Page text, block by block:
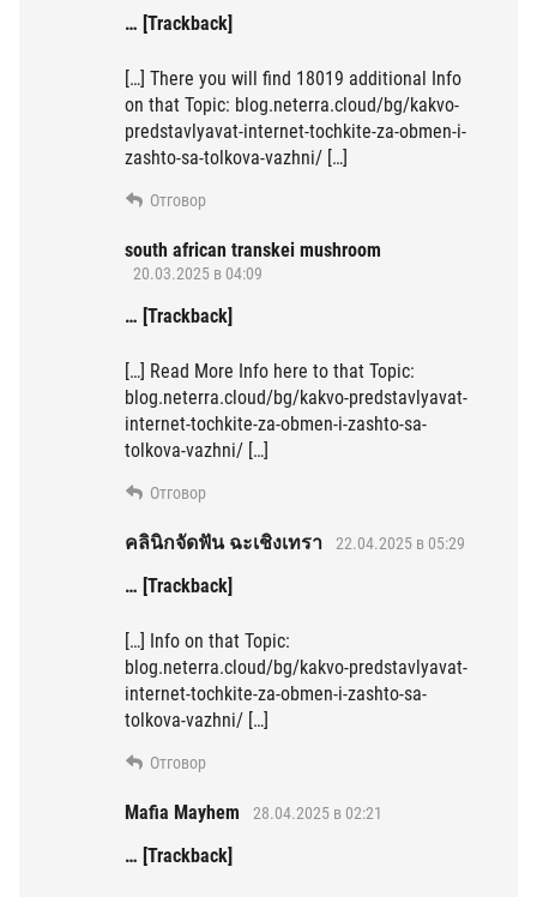
… [Trackback]
[…] There you will find 18019 additional Info
on that Topic: blog.neterra.cloud/bg/kakvo-
predstavlyavat-internet-tochkite-za-obmen-i-
zashto-sa-tolkova-vazhni/ […]
Отговор
south african transkei mushroom
20.03.2025 в 04:09
… [Trackback]
[…] Read More Info here to that Topic:
blog.neterra.cloud/bg/kakvo-predstavlyavat-
internet-tochkite-za-obmen-i-zashto-sa-
tolkova-vazhni/ […]
Отговор
คลินิกจัดฟัน ฉะเชิงเทรา 22.04.2025 в 05:29
… [Trackback]
[…] Info on that Topic:
blog.neterra.cloud/bg/kakvo-predstavlyavat-
internet-tochkite-za-obmen-i-zashto-sa-
tolkova-vazhni/ […]
Отговор
Mafia Mayhem 28.04.2025 в 02:21
… [Trackback]